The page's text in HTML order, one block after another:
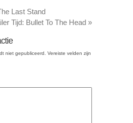
Last Stand
Tijd: Bullet To The Head »
niet gepubliceerd.
Vereiste velden zijn